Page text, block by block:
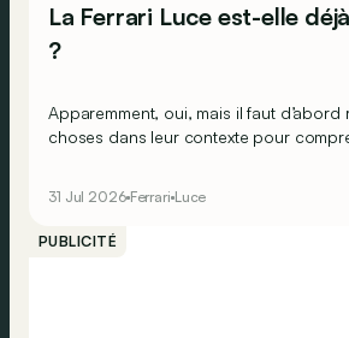
La Ferrari Luce est-elle
?
Apparemment, oui, mais il faut d’abord
choses dans leur contexte pour
31 Jul 2026 Ferrari Luce
PUBLICITÉ